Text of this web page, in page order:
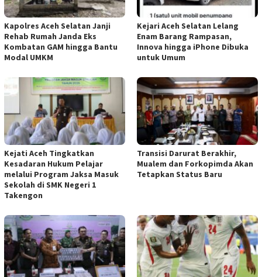
Kapolres Aceh Selatan Janji
Rehab Rumah Janda Eks
Kombatan GAM hingga Bantu
Modal UMKM
Kejari Aceh Selatan Lelang
Enam Barang Rampasan,
Innova hingga iPhone Dibuka
untuk Umum
Kejati Aceh Tingkatkan
Kesadaran Hukum Pelajar
melalui Program Jaksa Masuk
Sekolah di SMK Negeri 1
Takengon
Transisi Darurat Berakhir,
Mualem dan Forkopimda Akan
Tetapkan Status Baru